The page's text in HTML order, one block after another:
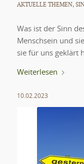
AKTUELLE THEMEN,
Was ist der Sinn
Menschsein und
sie für uns geklärt
Weiterlesen
10.02.2023